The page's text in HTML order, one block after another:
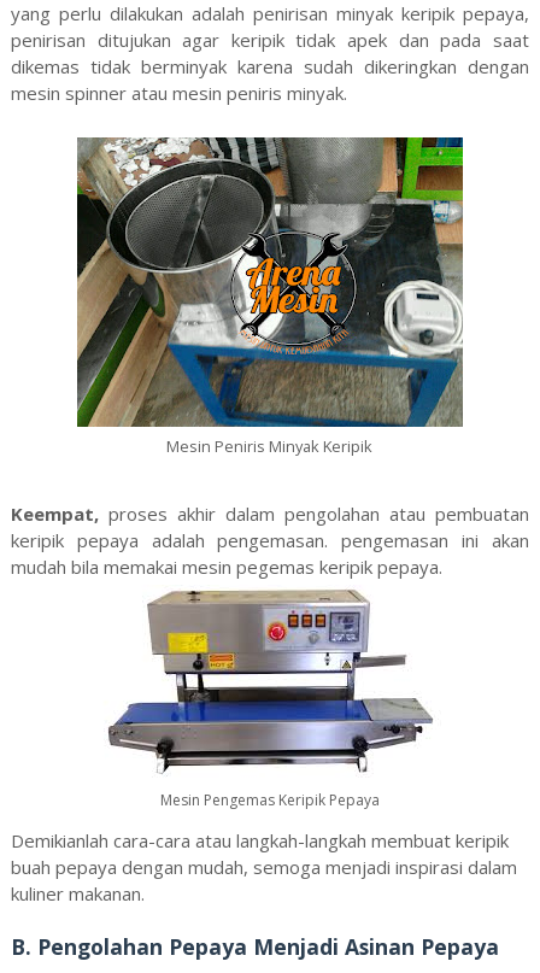
yang perlu dilakukan adalah penirisan minyak keripik pepaya,
penirisan ditujukan agar keripik tidak apek dan pada saat
dikemas tidak berminyak karena sudah dikeringkan dengan
mesin spinner atau mesin peniris minyak.
Mesin Peniris Minyak Keripik
Keempat,proses akhir dalam pengolahan atau pembuatan
keripik pepaya adalah pengemasan. pengemasan ini akan
mudah bila memakai mesin pegemas keripik pepaya.
Mesin Pengemas Keripik Pepaya
Demikianlah cara-cara atau langkah-langkah membuat keripik
buah pepaya dengan mudah, semoga menjadi inspirasi dalam
kuliner makanan.
B. Pengolahan Pepaya Menjadi Asinan Pepaya